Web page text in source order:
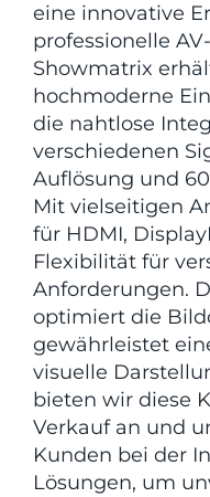
eine innovative
professionelle
Showmatrix
hochmoderne
die nahtlose
verschiedenen
Auflösung und
Mit vielseitigen
für HDMI,
Flexibilität für
Anforderungen.
optimiert die
gewährleistet
visuelle
bieten wir diese
Verkauf an und
Kunden bei der
Lösungen, um